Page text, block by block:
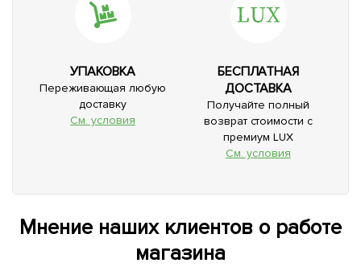
УПАКОВКА
Переживающая любую
доставку
См. условия
БЕСПЛАТНАЯ
ДОСТАВКА
Получайте полный
возврат стоимости с
премиум LUX
См. условия
Мнение наших клиентов о работе
магазина